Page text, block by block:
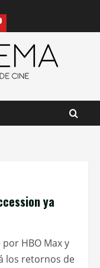
ya
HBO Max y
los retornos de